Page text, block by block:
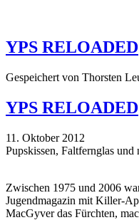
YPS RELOADED
Gespeichert von Thorsten
YPS RELOADED
11. Oktober 2012
Pupskissen, Faltfernglas
Zwischen 1975 und 2006
Jugendmagazin mit Killer-
MacGyver das Fürchten,